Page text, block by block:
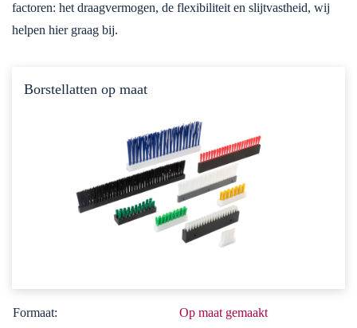
factoren: het draagvermogen, de flexibiliteit en slijtvastheid, wij
helpen hier graag bij.
Borstellatten op maat
Formaat:
Op maat gemaakt